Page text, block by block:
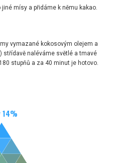
mísy a přidáme k němu kakao.
vymazané kokosovým olejem a
střídavě naléváme světlé a tmavé
stupňů a za 40 minut je hotovo.
14%